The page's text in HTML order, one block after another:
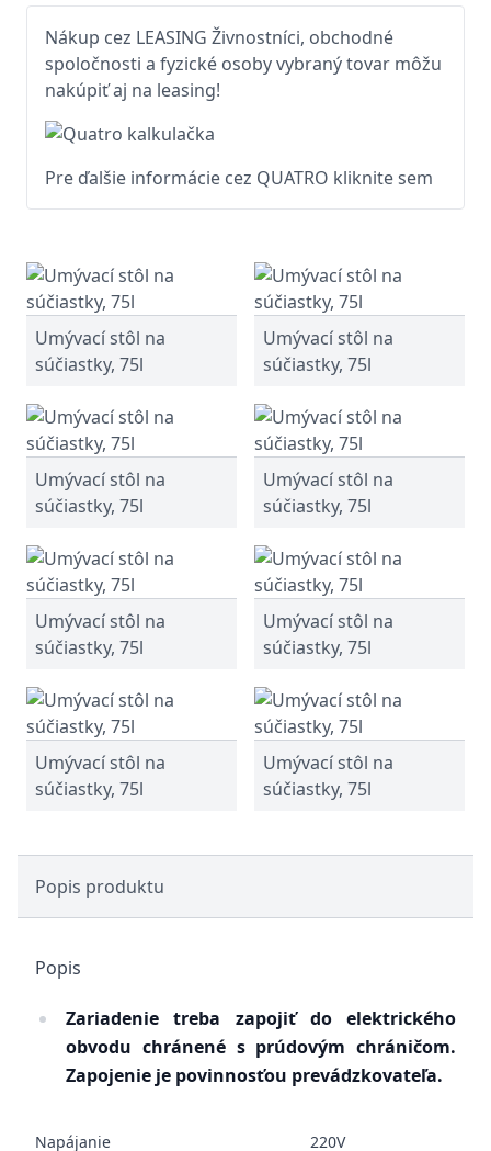
Nákup cez LEASING Živnostníci, obchodné
spoločnosti a fyzické osoby vybraný tovar môžu
nakúpiť aj na leasing!
Pre ďalšie informácie cez QUATRO kliknite sem
Umývací stôl na
súčiastky, 75l
Umývací stôl na
súčiastky, 75l
Umývací stôl na
súčiastky, 75l
Umývací stôl na
súčiastky, 75l
Umývací stôl na
súčiastky, 75l
Umývací stôl na
súčiastky, 75l
Umývací stôl na
súčiastky, 75l
Umývací stôl na
súčiastky, 75l
Popis produktu
Popis
Zariadenie treba zapojiť do elektrického
obvodu chránené s prúdovým chráničom.
Zapojenie je povinnosťou prevádzkovateľa.
Napájanie 220V